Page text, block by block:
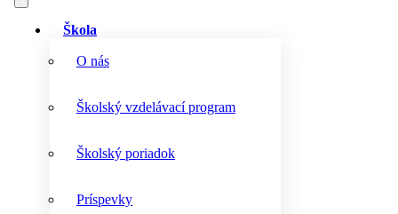
Škola
O nás
Školský vzdelávací program
Školský poriadok
Príspevky